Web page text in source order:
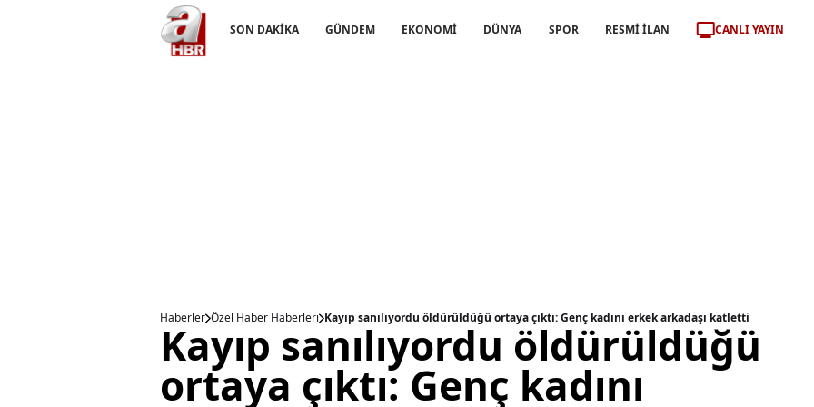
SON DAKİKA GÜNDEM EKONOMİ DÜNYA SPOR RESMİ İLAN CANLI YAYIN
Haberler Özel Haber Haberleri Kayıp sanılıyordu öldürüldüğü ortaya çıktı: Genç kadını erkek arkadaşı katletti
Kayıp sanılıyordu öldürüldüğü
ortaya çıktı: Genç kadını